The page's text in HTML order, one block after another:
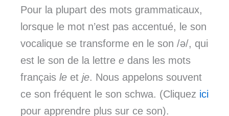
Pour la plupart des mots grammaticaux,
lorsque le mot n’est pas accentué, le son
vocalique se transforme en le son /ə/, qui
est le son de la lettre e dans les mots
français le et je. Nous appelons souvent
ce son fréquent le son schwa. (Cliquez ici
pour apprendre plus sur ce son).